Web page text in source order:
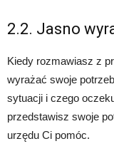
2.2. Jasno
Kiedy rozmawiasz z
wyrażać swoje
sytuacji i czego
przedstawisz swoje
urzędu Ci pomóc.